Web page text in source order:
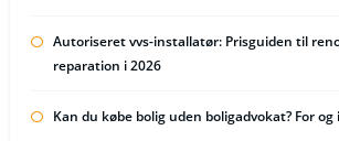
Autoriseret vvs-installatør: Prisguiden til
reparation i 2026
Kan du købe bolig uden boligadvokat? For og